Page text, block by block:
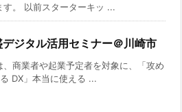
す。 以前スターターキッ ...
ジタル活用セミナー＠川崎市
、商業者や起業予定者を対象に、「攻め
DX」本当に使える ...